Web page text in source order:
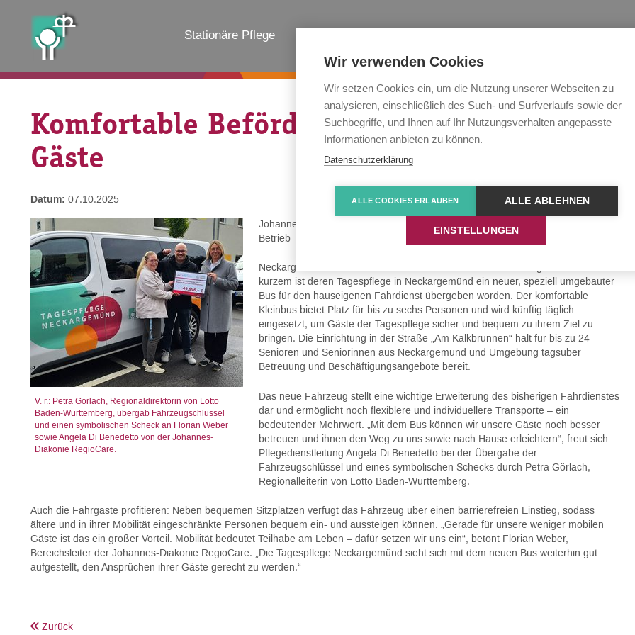
Stationäre Pflege
Komfortable Beförderung für Tagespflege-
Gäste
Datum: 07.10.2025
V. r.: Petra Görlach, Regionaldirektorin von Lotto
Baden-Württemberg, übergab Fahrzeugschlüssel
und einen symbolischen Scheck an Florian Weber
sowie Angela Di Benedetto von der Johannes-
Diakonie RegioCare.
Johannes-Diakonie RegioCare nimmt in Neckargemünd neues Fahrzeug in
Betrieb
Neckargemünd. Große Freude bei der Johannes-Diakonie RegioCare: Vor
kurzem ist deren Tagespflege in Neckargemünd ein neuer, speziell umgebauter
Bus für den hauseigenen Fahrdienst übergeben worden. Der komfortable
Kleinbus bietet Platz für bis zu sechs Personen und wird künftig täglich
eingesetzt, um Gäste der Tagespflege sicher und bequem zu ihrem Ziel zu
bringen. Die Einrichtung in der Straße „Am Kalkbrunnen“ hält für bis zu 24
Senioren und Seniorinnen aus Neckargemünd und Umgebung tagsüber
Betreuung und Beschäftigungsangebote bereit.
Das neue Fahrzeug stellt eine wichtige Erweiterung des bisherigen Fahrdienstes
dar und ermöglicht noch flexiblere und individuellere Transporte – ein
bedeutender Mehrwert. „Mit dem Bus können wir unsere Gäste noch besser
betreuen und ihnen den Weg zu uns sowie nach Hause erleichtern“, freut sich
Pflegedienstleitung Angela Di Benedetto bei der Übergabe der
Fahrzeugschlüssel und eines symbolischen Schecks durch Petra Görlach,
Regionalleiterin von Lotto Baden-Württemberg.
Auch die Fahrgäste profitieren: Neben bequemen Sitzplätzen verfügt das Fahrzeug über einen barrierefreien Einstieg, sodass
ältere und in ihrer Mobilität eingeschränkte Personen bequem ein- und aussteigen können. „Gerade für unsere weniger mobilen
Gäste ist das ein großer Vorteil. Mobilität bedeutet Teilhabe am Leben – dafür setzen wir uns ein“, betont Florian Weber,
Bereichsleiter der Johannes-Diakonie RegioCare. „Die Tagespflege Neckargemünd sieht sich mit dem neuen Bus weiterhin gut
aufgestellt, den Ansprüchen ihrer Gäste gerecht zu werden.“
Zurück
Wir verwenden Cookies
Wir setzen Cookies ein, um die Nutzung unserer Webseiten zu
analysieren, einschließlich des Such- und Surfverlaufs sowie der
Suchbegriffe, und Ihnen auf Ihr Nutzungsverhalten angepasste
Informationen anbieten zu können.
Datenschutzerklärung
ALLE COOKIES ERLAUBEN ALLE ABLEHNEN
EINSTELLUNGEN